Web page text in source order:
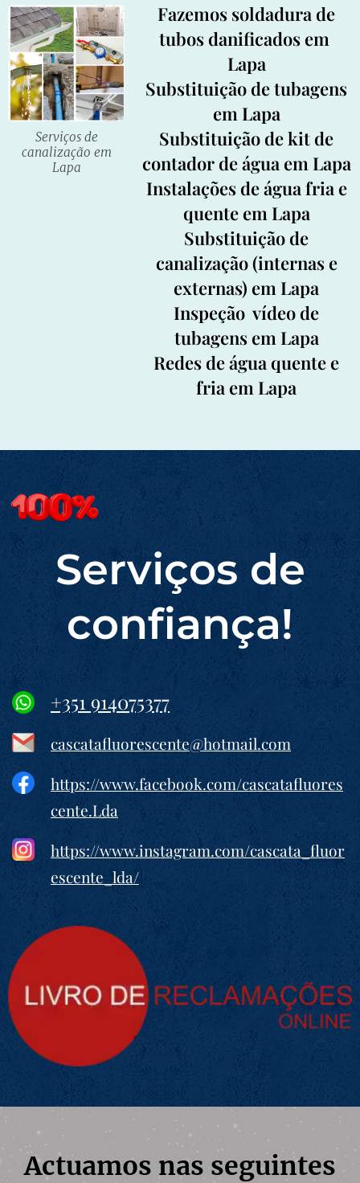
Serviços de
canalização em
Lapa
Fazemos soldadura de
tubos danificados em
Lapa
Substituição de tubagens
em Lapa
Substituição de kit de
contador de água em Lapa
Instalações de água fria e
quente em Lapa
Substituição de
canalização (internas e
externas) em Lapa
Inspeção vídeo de
tubagens em Lapa
Redes de água quente e
fria em Lapa
Serviços de
confiança!
+351 914075377
cascatafluorescente@hotmail.com
https://www.facebook.com/cascatafluores
cente.Lda
https://www.instagram.com/cascata_fluor
escente_lda/
Actuamos nas seguintes